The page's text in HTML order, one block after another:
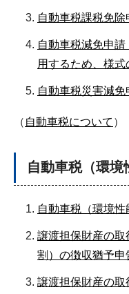
自動車税課税免除
自動車税減免申
用するため、様式
自動車税災害減免
（ 自動車税について ）
自動車税（環境
自動車税（環境
譲渡担保財産の
割）の徴収猶予申
譲渡担保財産の